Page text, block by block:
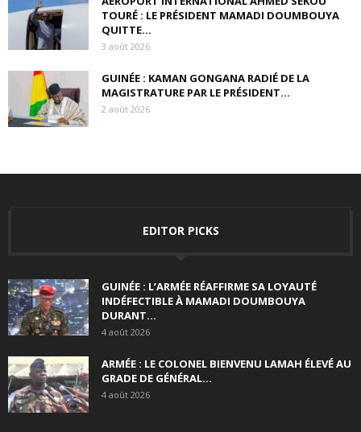
TOURÉ : LE PRÉSIDENT MAMADI DOUMBOUYA
QUITTE...
3 août 2026
GUINÉE : KAMAN GONGANA RADIÉ DE LA
MAGISTRATURE PAR LE PRÉSIDENT...
2 août 2026
EDITOR PICKS
GUINÉE : L’ARMÉE RÉAFFIRME SA LOYAUTÉ
INDÉFECTIBLE À MAMADI DOUMBOUYA
DURANT...
4 août 2026
ARMÉE : LE COLONEL BIENVENU LAMAH ÉLEVÉ AU
GRADE DE GÉNÉRAL...
4 août 2026